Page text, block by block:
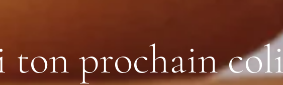
ton prochain